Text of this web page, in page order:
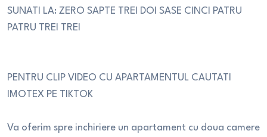
SUNATI LA: ZERO SAPTE TREI DOI SASE CINCI PATRU
PATRU TREI TREI
PENTRU CLIP VIDEO CU APARTAMENTUL CAUTATI
IMOTEX PE TIKTOK
Va oferim spre inchiriere un apartament cu doua camere